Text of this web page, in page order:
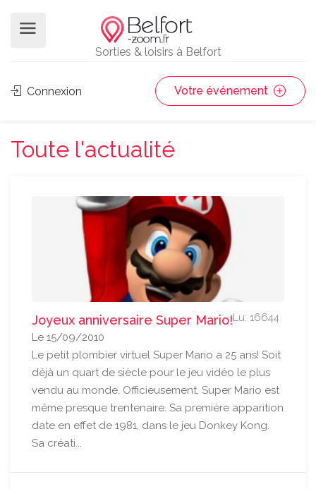
Sorties & loisirs à Belfort
Connexion Votre événement
Toute l'actualité
Joyeux anniversaire Super Mario!Lu: 16644
Le 15/09/2010
Le petit plombier virtuel Super Mario a 25 ans! Soit
déjà un quart de siècle pour le jeu vidéo le plus
vendu au monde. Officieusement, Super Mario est
même presque trentenaire. Sa première apparition
date en effet de 1981, dans le jeu Donkey Kong.
Sa créati...